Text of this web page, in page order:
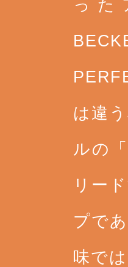
った
は違
ルの
リー
プで
味で